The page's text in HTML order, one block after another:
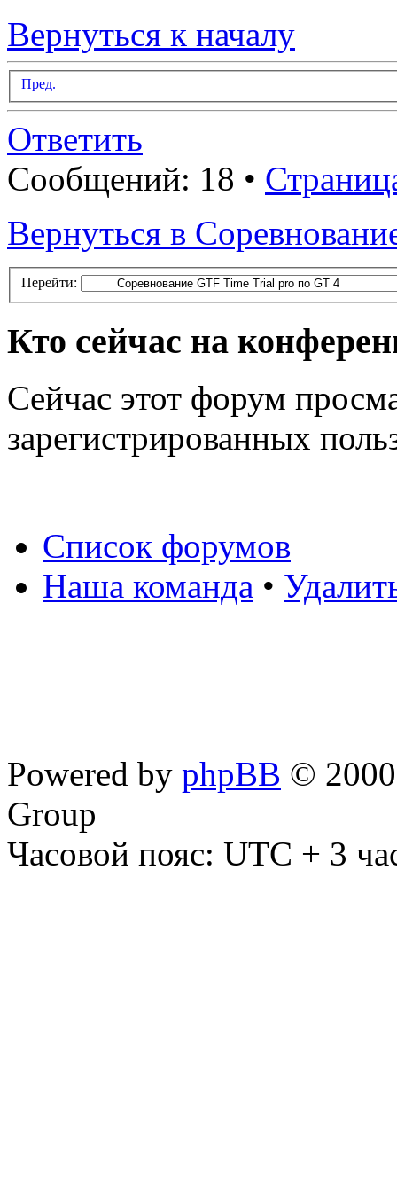
Вернуться к началу
Пред.
Ответить
Сообщений: 18 •
Вернуться в
Перейти:
Кто сейчас на
Сейчас этот форум
зарегистрированных
Список форумов
Наша команда •
Powered by phpBB ©
Group
Часовой пояс: UTC + 3